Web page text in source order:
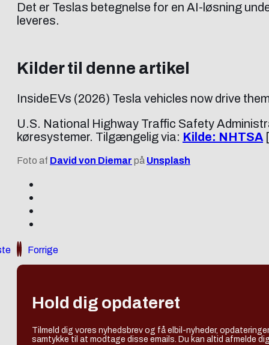
Det er Teslas betegnelse for en AI-løsning
leveres.
Kilder til denne artikel
InsideEVs (2026) Tesla vehicles now drive
U.S. National Highway Traffic Safety
køresystemer. Tilgængelig via: Kilde: NHTSA
Foto af David von Diemar på Unsplash
Forrige
Hold dig opdateret
Tilmeld dig vores nyhedsbrev og få elbil-nyheder,
samtykke til at modtage disse emails. Du kan altid afmelde